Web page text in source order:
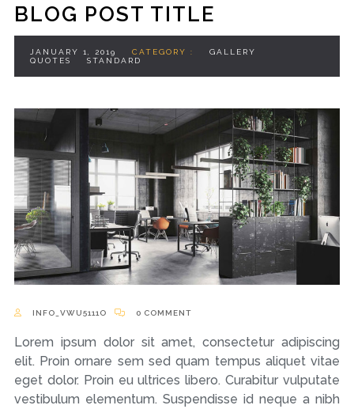
BLOG POST TITLE
JANUARY 1, 2019 CATEGORY :
GALLERY
QUOTES
STANDARD
INFO_VWU5111O 0 COMMENT
Lorem ipsum dolor sit amet, consectetur adipiscing
elit. Proin ornare sem sed quam tempus aliquet vitae
eget dolor. Proin eu ultrices libero. Curabitur vulputate
vestibulum elementum. Suspendisse id neque a nibh